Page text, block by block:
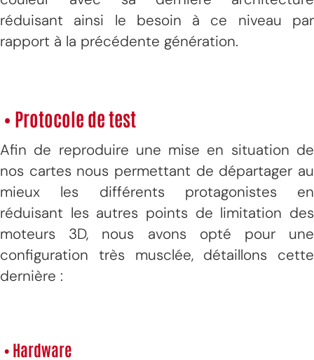
réduisant ainsi le besoin à ce niveau par
rapport à la précédente génération.
• Protocole de test
Afin de reproduire une mise en situation de
nos cartes nous permettant de départager au
mieux les différents protagonistes en
réduisant les autres points de limitation des
moteurs 3D, nous avons opté pour une
configuration très musclée, détaillons cette
dernière :
• Hardware